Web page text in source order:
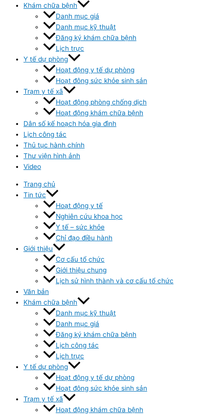
Khám chữa bệnh
Danh mục giá
Danh mục kỹ thuật
Đăng ký khám chữa bệnh
Lịch trực
Y tế dự phòng
Hoạt động y tế dự phòng
Hoạt đông sức khỏe sinh sản
Trạm y tế xã
Hoạt động phòng chống dịch
Hoạt động khám chữa bệnh
Dân số kế hoạch hóa gia đình
Lịch công tác
Thủ tục hành chính
Thư viện hình ảnh
Video
Trang chủ
Tin tức
Hoạt động y tế
Nghiên cứu khoa học
Y tế – sức khỏe
Chỉ đạo điều hành
Giới thiệu
Cơ cấu tổ chức
Giới thiệu chung
Lịch sử hình thành và cơ cấu tổ chức
Văn bản
Khám chữa bệnh
Danh mục kỹ thuật
Danh mục giá
Đăng ký khám chữa bệnh
Lịch công tác
Lịch trực
Y tế dự phòng
Hoạt động y tế dự phòng
Hoạt đông sức khỏe sinh sản
Trạm y tế xã
Hoạt động khám chữa bệnh